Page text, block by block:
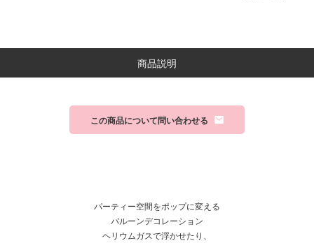
商品説明
この商品について問い合わせる
パーティー空間をポップに変える
バルーンデコレーション
ヘリウムガスで浮かせたり、